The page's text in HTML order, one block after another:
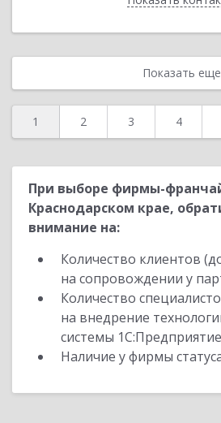
Показать еще
1 2 3 4
При выборе фирмы-
Краснодарском крае,
внимание на:
Количество клиентов
на сопровождении у
Количество
на внедрение
системы
Наличие у фирмы